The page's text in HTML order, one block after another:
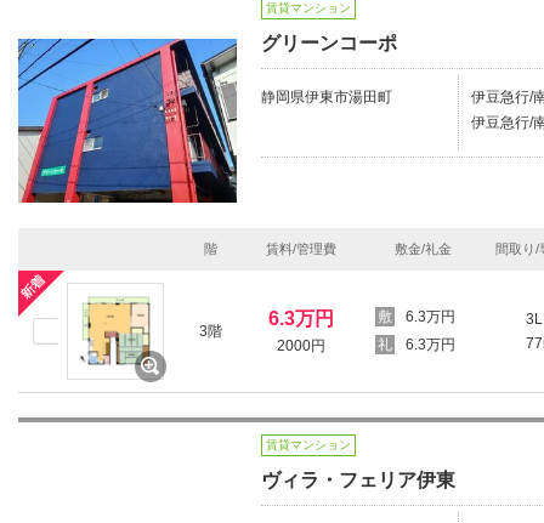
賃貸マンション
グリーンコーポ
静岡県伊東市湯田町
伊豆急行/
伊豆急行/
階 賃料/管理費 敷金/礼金 間取り/
3階
6.3万円
2000円
6.3万円
6.3万円
賃貸マンション
ヴィラ・フェリア伊東